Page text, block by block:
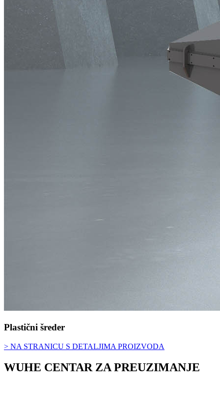
Plastični šreder
> NA STRANICU S DETALJIMA PROIZVODA
WUHE CENTAR ZA PREUZIMANJE